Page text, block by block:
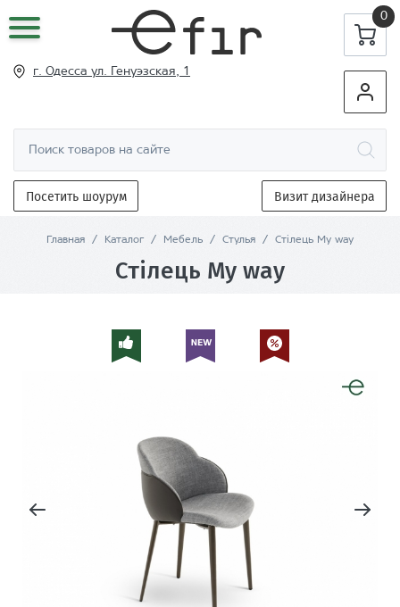
0
г. Одесса ул. Генуэзская, 1
Посетить шоурум Визит дизайнера
Главная / Каталог / Мебель / Стулья / Стілець My way
Стілець My way